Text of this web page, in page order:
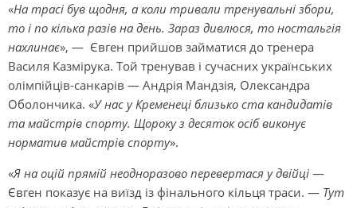
«На трасі був щодня, а коли тривали тренувальні збори,
то і по кілька разів на день. Зараз дивлюся, то ностальгія
нахлинає», — Євген прийшов займатися до тренера
Василя Казмірука. Той тренував і сучасних українських
олімпійців-санкарів — Андрія Мандзія, Олександра
Оболончика. «У нас у Кременеці близько ста кандидатів
та майстрів спорту. Щороку з десяток осіб виконує
норматив майстрів спорту».
«Я на оцій прямій неодноразово перевертася у двійці —
Євген показує на виїзд із фінального кільця траси. — Тут